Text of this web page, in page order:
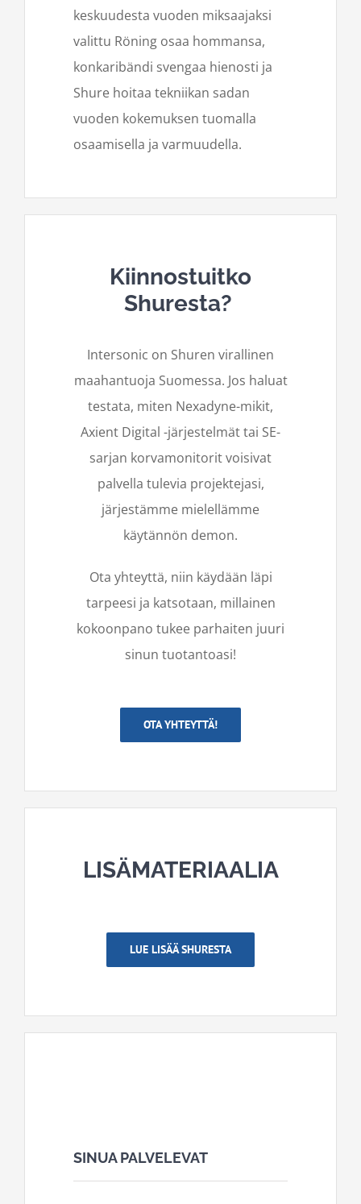
keskuudesta vuoden miksaajaksi
valittu Röning osaa hommansa,
konkaribändi svengaa hienosti ja
Shure hoitaa tekniikan sadan
vuoden kokemuksen tuomalla
osaamisella ja varmuudella.
Kiinnostuitko
Shuresta?
Intersonic on Shuren virallinen
maahantuoja Suomessa. Jos haluat
testata, miten Nexadyne-mikit,
Axient Digital -järjestelmät tai SE-
sarjan korvamonitorit voisivat
palvella tulevia projektejasi,
järjestämme mielellämme
käytännön demon.
Ota yhteyttä, niin käydään läpi
tarpeesi ja katsotaan, millainen
kokoonpano tukee parhaiten juuri
sinun tuotantoasi!
OTA YHTEYTTÄ!
LISÄMATERIAALIA
LUE LISÄÄ SHURESTA
SINUA PALVELEVAT